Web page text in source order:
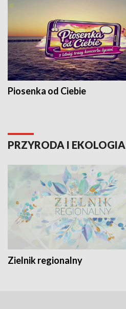
Piosenka od Ciebie
PRZYRODA I EKOLOGIA
Zielnik regionalny